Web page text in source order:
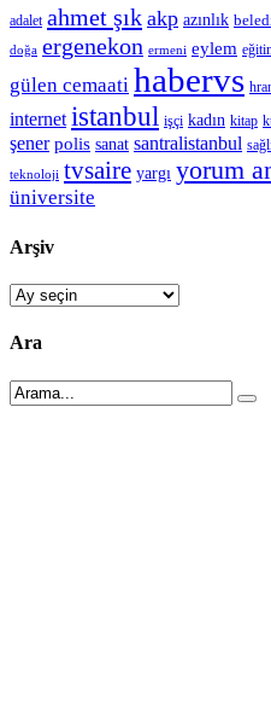
adalet ahmet şık akp azınlık
doğa ergenekon ermeni eylem
gülen cemaati habervs
internet istanbul işçi kadın kitap
şener polis sanat santralistanbul
teknoloji tvsaire yargı yorum
üniversite
Arşiv
Arşiv
Ara